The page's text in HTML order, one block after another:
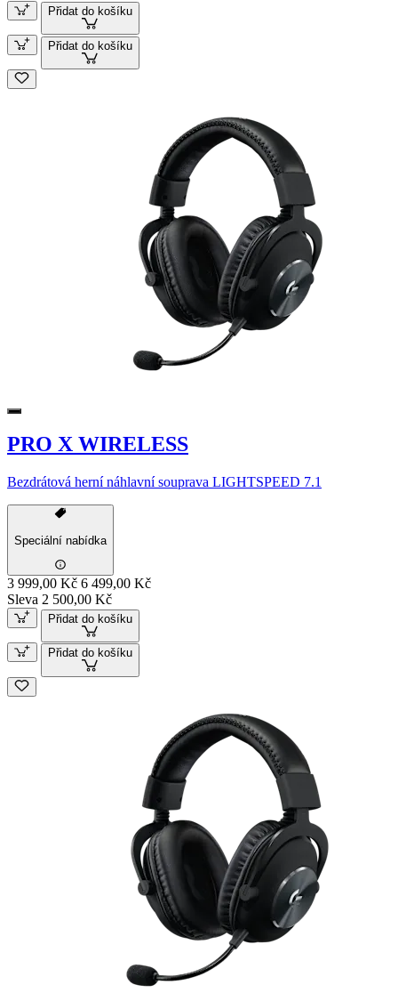
Přidat do košíku
Přidat do košíku
PRO X WIRELESS
Bezdrátová herní náhlavní souprava LIGHTSPEED 7.1
Speciální nabídka
3 999,00 Kč 6 499,00 Kč
Sleva 2 500,00 Kč
Přidat do košíku
Přidat do košíku